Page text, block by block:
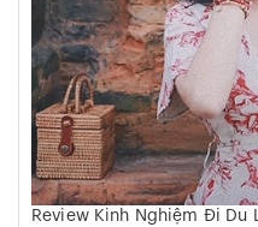
Review Kinh Nghiệm Đi Du